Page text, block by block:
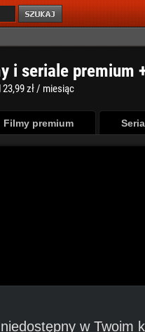
i seriale premium
zł / miesiąc
Filmy premium
w Twoim